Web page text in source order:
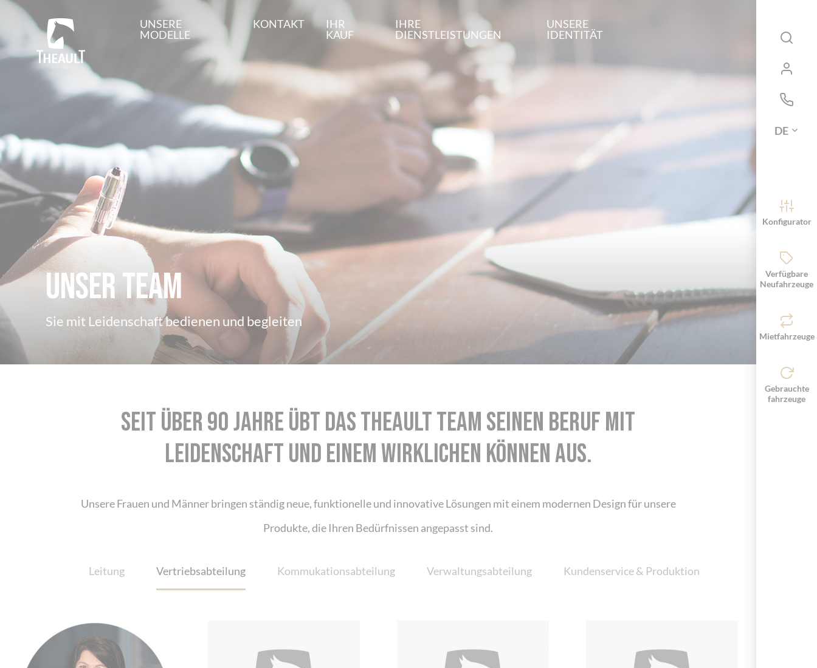
DE
Konfigurator
Verfügbare
Neufahrzeuge
Mietfahrzeuge
Gebrauchte
fahrzeuge
UNSERE
MODELLE
KONTAKT
IHR
KAUF
IHRE
DIENSTLEISTUNGEN
UNSERE
IDENTITÄT
Unser Team
Sie mit Leidenschaft bedienen und begleiten
Seit über 90 Jahre übt das THEAULT Team seinen Beruf mit
Leidenschaft und einem wirklichen Können aus.
Unsere Frauen und Männer bringen ständig neue, funktionelle und innovative Lösungen mit einem modernen Design für unsere
Produkte, die Ihren Bedürfnissen angepasst sind.
Leitung Vertriebsabteilung Kommukationsabteilung Verwaltungsabteilung Kundenservice & Produktion